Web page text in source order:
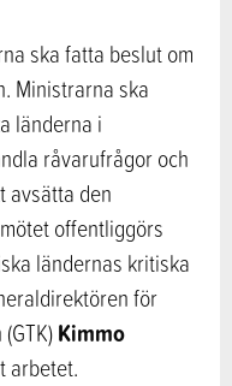
ska fatta beslut om
Ministrarna ska
länderna i
råvarufrågor och
avsätta den
offentliggörs
ländernas kritiska
för
Kimmo
arbetet.